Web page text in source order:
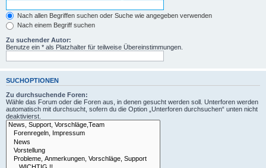
Nach allen Begriffen suchen oder Suche wie angegeben verwenden
Nach einem Begriff suchen
Zu suchender Autor:
Benutze ein * als Platzhalter für teilweise Übereinstimmungen.
SUCHOPTIONEN
Zu durchsuchende Foren:
Wähle das Forum oder die Foren aus, in denen gesucht werden soll. Unterforen werden
automatisch mit durchsucht, sofern du die Option „Unterforen durchsuchen“ unten nicht
deaktivierst.